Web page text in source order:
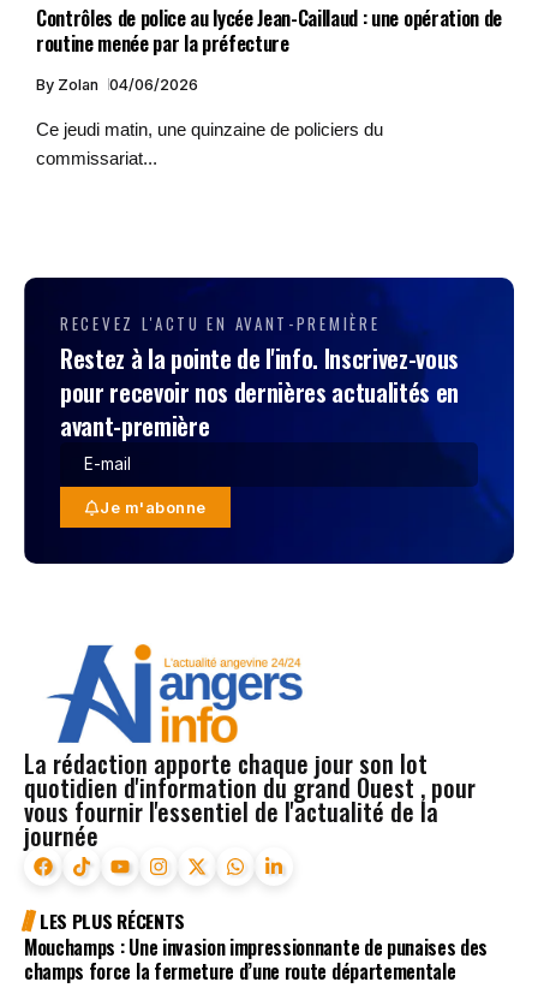
Contrôles de police au lycée Jean-Caillaud : une opération de
routine menée par la préfecture
By Zolan 04/06/2026
Ce jeudi matin, une quinzaine de policiers du
commissariat...
RECEVEZ L'ACTU EN AVANT-PREMIÈRE
Restez à la pointe de l'info. Inscrivez-vous
pour recevoir nos dernières actualités en
avant-première
Je m'abonne
La rédaction apporte chaque jour son lot
quotidien d'information du grand Ouest , pour
vous fournir l'essentiel de l'actualité de la
journée
LES PLUS RÉCENTS
Mouchamps : Une invasion impressionnante de punaises des
champs force la fermeture d’une route départementale